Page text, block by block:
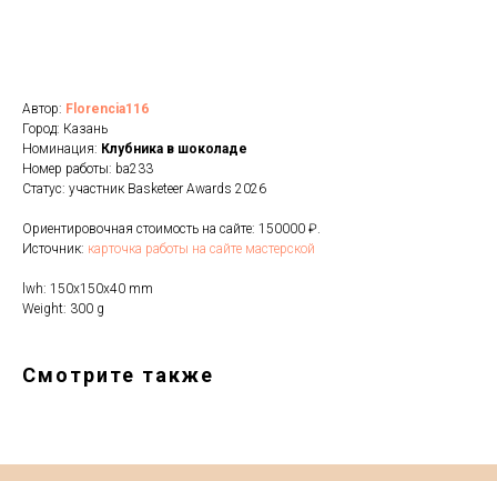
Автор: Florencia116
Город: Казань
Номинация: Клубника в шоколаде
Номер работы: ba233
Статус: участник Basketeer Awards 2026
Ориентировочная стоимость на сайте: 150000 ₽.
Источник: карточка работы на сайте мастерской
lwh: 150x150x40 mm
Weight: 300 g
Смотрите также